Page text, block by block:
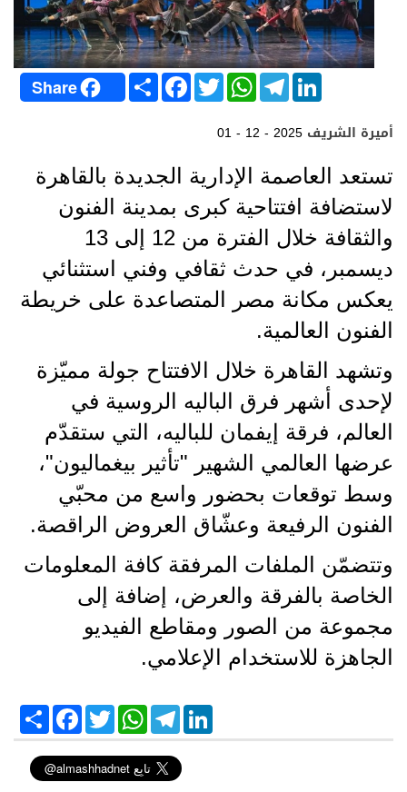
Share S
h
a
F
a
c
k
T
w
i
t
t
r
W
h
a
t
s
p
p
T
e
l
e
g
m
L
i
n
k
e
n
01 - 12 - 2025 أميرة الشريف
تستعد العاصمة الإدارية الجديدة بالقاهرة
لاستضافة افتتاحية كبرى بمدينة الفنون
والثقافة خلال الفترة من 12 إلى 13
ديسمبر، في حدث ثقافي وفني استثنائي
يعكس مكانة مصر المتصاعدة على خريطة
الفنون العالمية.
وتشهد القاهرة خلال الافتتاح جولة مميّزة
لإحدى أشهر فرق الباليه الروسية في
العالم، فرقة إيفمان للباليه، التي ستقدّم
عرضها العالمي الشهير "تأثير بيغماليون"،
وسط توقعات بحضور واسع من محبّي
الفنون الرفيعة وعشّاق العروض الراقصة.
وتتضمّن الملفات المرفقة كافة المعلومات
الخاصة بالفرقة والعرض، إضافة إلى
مجموعة من الصور ومقاطع الفيديو
الجاهزة للاستخدام الإعلامي.
S
h
a
r
e
F
a
c
e
b
o
T
w
i
t
t
e
W
h
a
t
s
A
T
e
l
e
g
r
L
i
n